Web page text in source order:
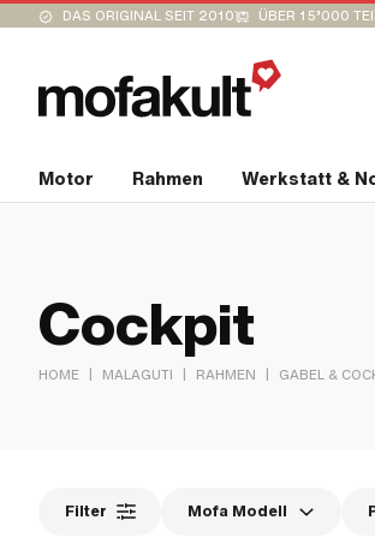
DAS ORIGINAL SEIT 2010 ÜBER 15’000
Motor Rahmen Werkstatt &
Cockpit
HOME | MALAGUTI | RAHMEN | GABEL &
Filter Mofa Modell